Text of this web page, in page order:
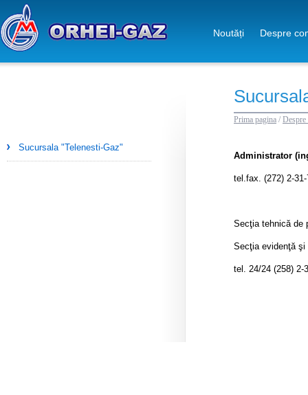
Noutăți Despre
Sucursala "Telenesti-Gaz"
Prima pagina / Despre
Administrator
tel.fax. (272) 2-31-
Secţia
Secţia
tel. 24/24 (258) 2-